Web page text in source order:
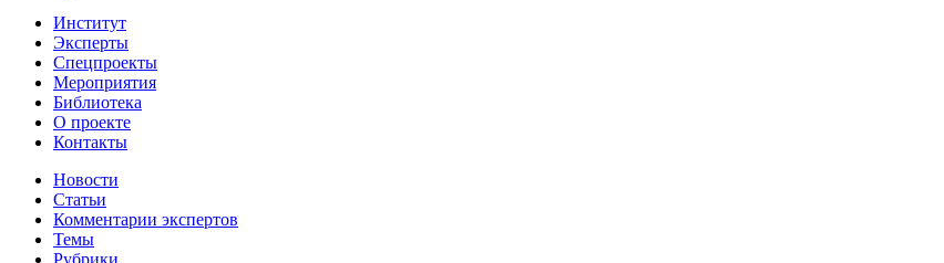
Институт
Эксперты
Спецпроекты
Мероприятия
Библиотека
О проекте
Контакты
Новости
Статьи
Комментарии экспертов
Темы
Рубрики